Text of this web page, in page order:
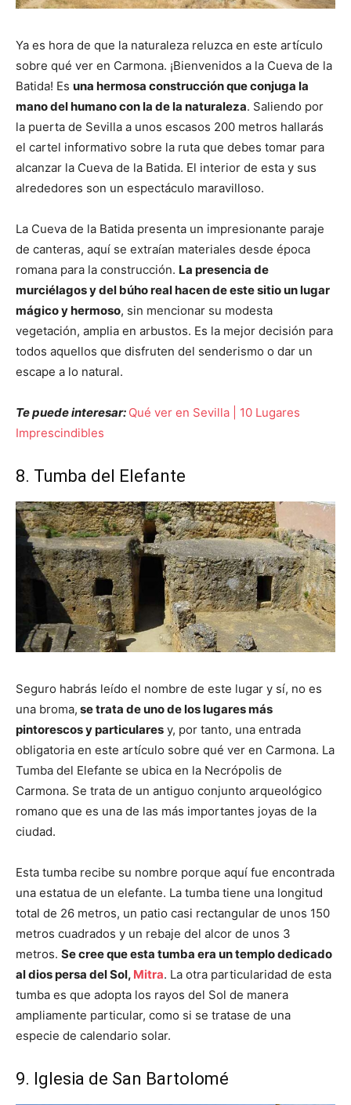
Ya es hora de que la naturaleza reluzca en este artículo
sobre qué ver en Carmona. ¡Bienvenidos a la Cueva de la
Batida! Es una hermosa construcción que conjuga la
mano del humano con la de la naturaleza. Saliendo por
la puerta de Sevilla a unos escasos 200 metros hallarás
el cartel informativo sobre la ruta que debes tomar para
alcanzar la Cueva de la Batida. El interior de esta y sus
alrededores son un espectáculo maravilloso.
La Cueva de la Batida presenta un impresionante paraje
de canteras, aquí se extraían materiales desde época
romana para la construcción. La presencia de
murciélagos y del búho real hacen de este sitio un lugar
mágico y hermoso, sin mencionar su modesta
vegetación, amplia en arbustos. Es la mejor decisión para
todos aquellos que disfruten del senderismo o dar un
escape a lo natural.
Te puede interesar: Qué ver en Sevilla | 10 Lugares
Imprescindibles
8. Tumba del Elefante
Seguro habrás leído el nombre de este lugar y sí, no es
una broma, se trata de uno de los lugares más
pintorescos y particulares y, por tanto, una entrada
obligatoria en este artículo sobre qué ver en Carmona. La
Tumba del Elefante se ubica en la Necrópolis de
Carmona. Se trata de un antiguo conjunto arqueológico
romano que es una de las más importantes joyas de la
ciudad.
Esta tumba recibe su nombre porque aquí fue encontrada
una estatua de un elefante. La tumba tiene una longitud
total de 26 metros, un patio casi rectangular de unos 150
metros cuadrados y un rebaje del alcor de unos 3
metros. Se cree que esta tumba era un templo dedicado
al dios persa del Sol, Mitra. La otra particularidad de esta
tumba es que adopta los rayos del Sol de manera
ampliamente particular, como si se tratase de una
especie de calendario solar.
9. Iglesia de San Bartolomé